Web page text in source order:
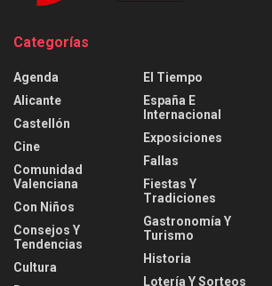
Categorías
Agenda
Alicante
Castellón
Cine
Comunidad
Valenciana
Con Niños
Consejos Y
Tendencias
Cultura
El Tiempo
España E
Internacional
Exposiciones
Fallas
Fiestas Y
Tradiciones
Gastronomía Y
Turismo
Historia
Lotería Y Sorteos